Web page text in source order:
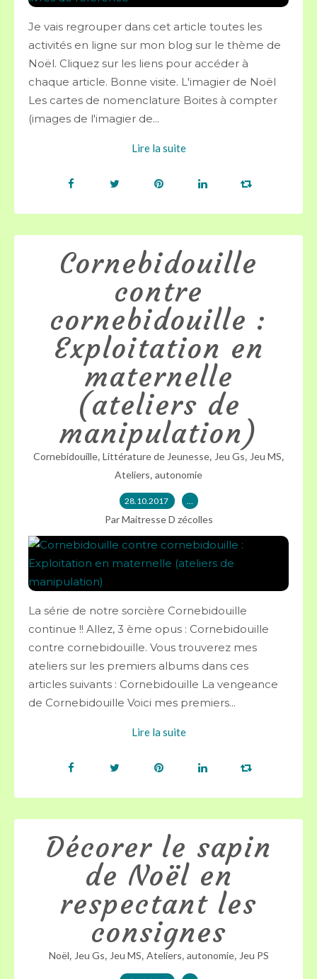
Je vais regrouper dans cet article toutes les
activités en ligne sur mon blog sur le thème de
Noël. Cliquez sur les liens pour accéder à
chaque article. Bonne visite. L'imagier de Noël
Les cartes de nomenclature Boites à compter
(images de l'imagier de...
Lire la suite
Cornebidouille
contre
cornebidouille :
Exploitation en
maternelle
(ateliers de
manipulation)
Cornebidouille, Littérature de Jeunesse, Jeu Gs, Jeu MS,
Ateliers, autonomie
28.10.2017 …
Par Maitresse D zécolles
La série de notre sorcière Cornebidouille
continue !! Allez, 3 ème opus : Cornebidouille
contre cornebidouille. Vous trouverez mes
ateliers sur les premiers albums dans ces
articles suivants : Cornebidouille La vengeance
de Cornebidouille Voici mes premiers...
Lire la suite
Décorer le sapin
de Noël en
respectant les
consignes
Noël, Jeu Gs, Jeu MS, Ateliers, autonomie, Jeu PS